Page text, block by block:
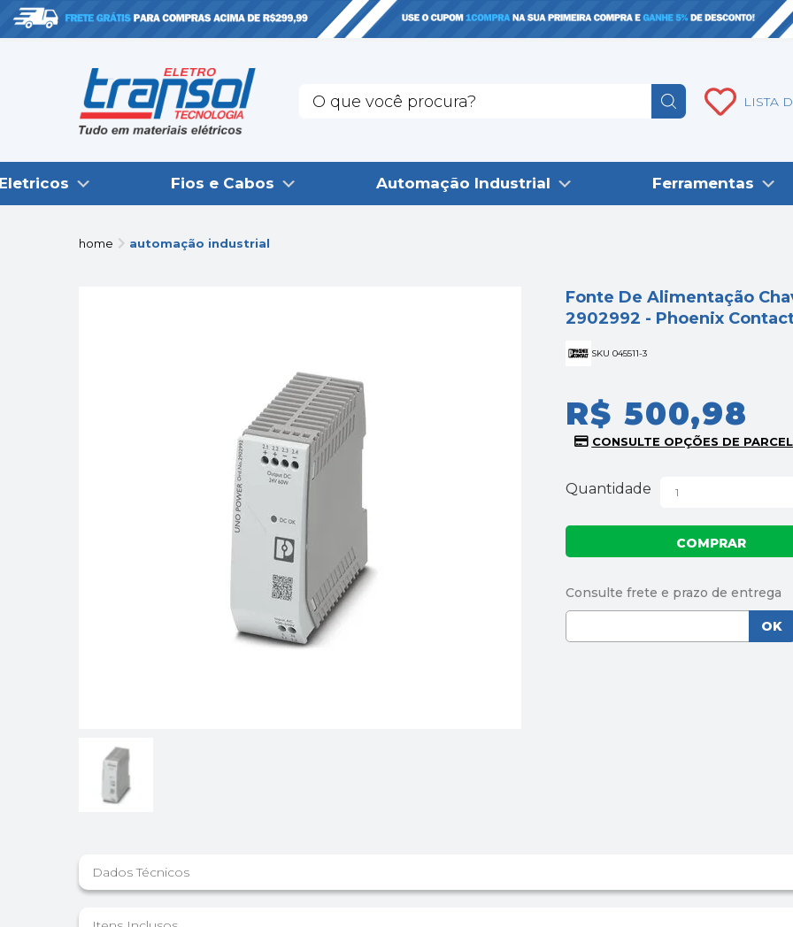
LISTA
Fios e Cabos Automação Industrial Ferramentas
home automação industrial
Fonte De Alimentação
2902992 - Phoenix
SKU 045511-3
R$ 500,98
Quantidade
Dados Técnicos